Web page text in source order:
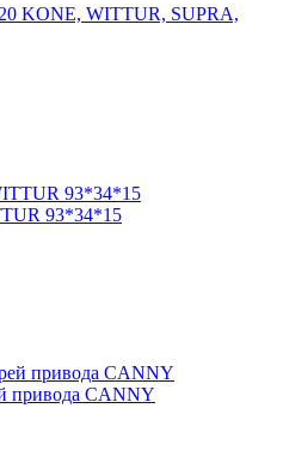
KONE, WITTUR, SUPRA,
93*34*15
привода CANNY